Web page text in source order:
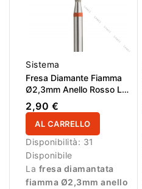
Sistema
Fresa Diamante Fiamma
Ø2,3mm Anello Rosso LL
10,0mm
2,90 €
AL CARRELLO
Disponibilità: 31
Disponibile
La fresa diamantata
fiamma Ø2,3mm anello